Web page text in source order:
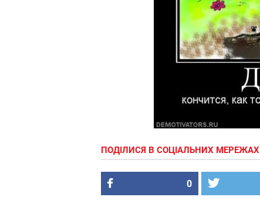
ПОДІЛИСЯ В СОЦІАЛЬНИХ МЕРЕЖАХ
0